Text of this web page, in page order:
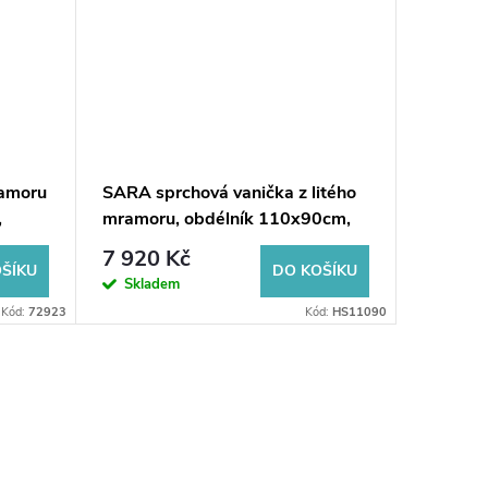
Kód: 72923
SARA sprchová vanička z litého
mramoru, obdélník 110x90cm,
bílá
7 920 Kč
Skladem
DO KOŠÍKU
Kód: HS11090